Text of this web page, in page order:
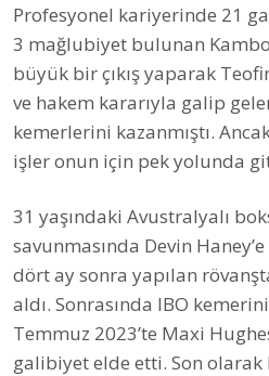
Profesyonel kariyerinde 21
3 mağlubiyet bulunan
büyük bir çıkış yaparak
ve hakem kararıyla galip
kemerlerini kazanmıştı.
işler onun için pek yolunda
31 yaşındaki Avustralyalı
savunmasında Devin
dört ay sonra yapılan
aldı. Sonrasında IBO
Temmuz 2023’te Maxi
galibiyet elde etti. Son olarak